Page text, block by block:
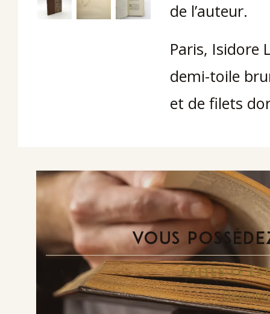
de l’auteur.
Paris, Isidore
demi-toile
et de filets
VOUS
FAITES-LE